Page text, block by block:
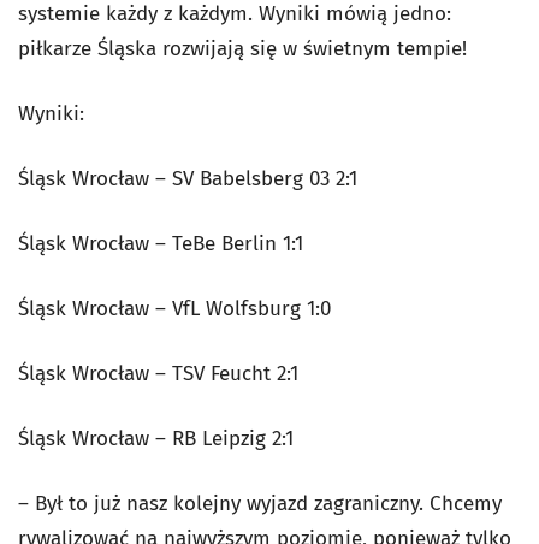
systemie każdy z każdym. Wyniki mówią jedno:
piłkarze Śląska rozwijają się w świetnym tempie!
Wyniki:
Śląsk Wrocław – SV Babelsberg 03 2:1
Śląsk Wrocław – TeBe Berlin 1:1
Śląsk Wrocław – VfL Wolfsburg 1:0
Śląsk Wrocław – TSV Feucht 2:1
Śląsk Wrocław – RB Leipzig 2:1
– Był to już nasz kolejny wyjazd zagraniczny. Chcemy
rywalizować na najwyższym poziomie, ponieważ tylko